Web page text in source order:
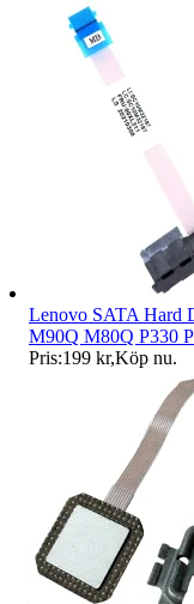
Lenovo SATA Hard
M90Q M80Q P330
Pris:199 kr,Köp nu.